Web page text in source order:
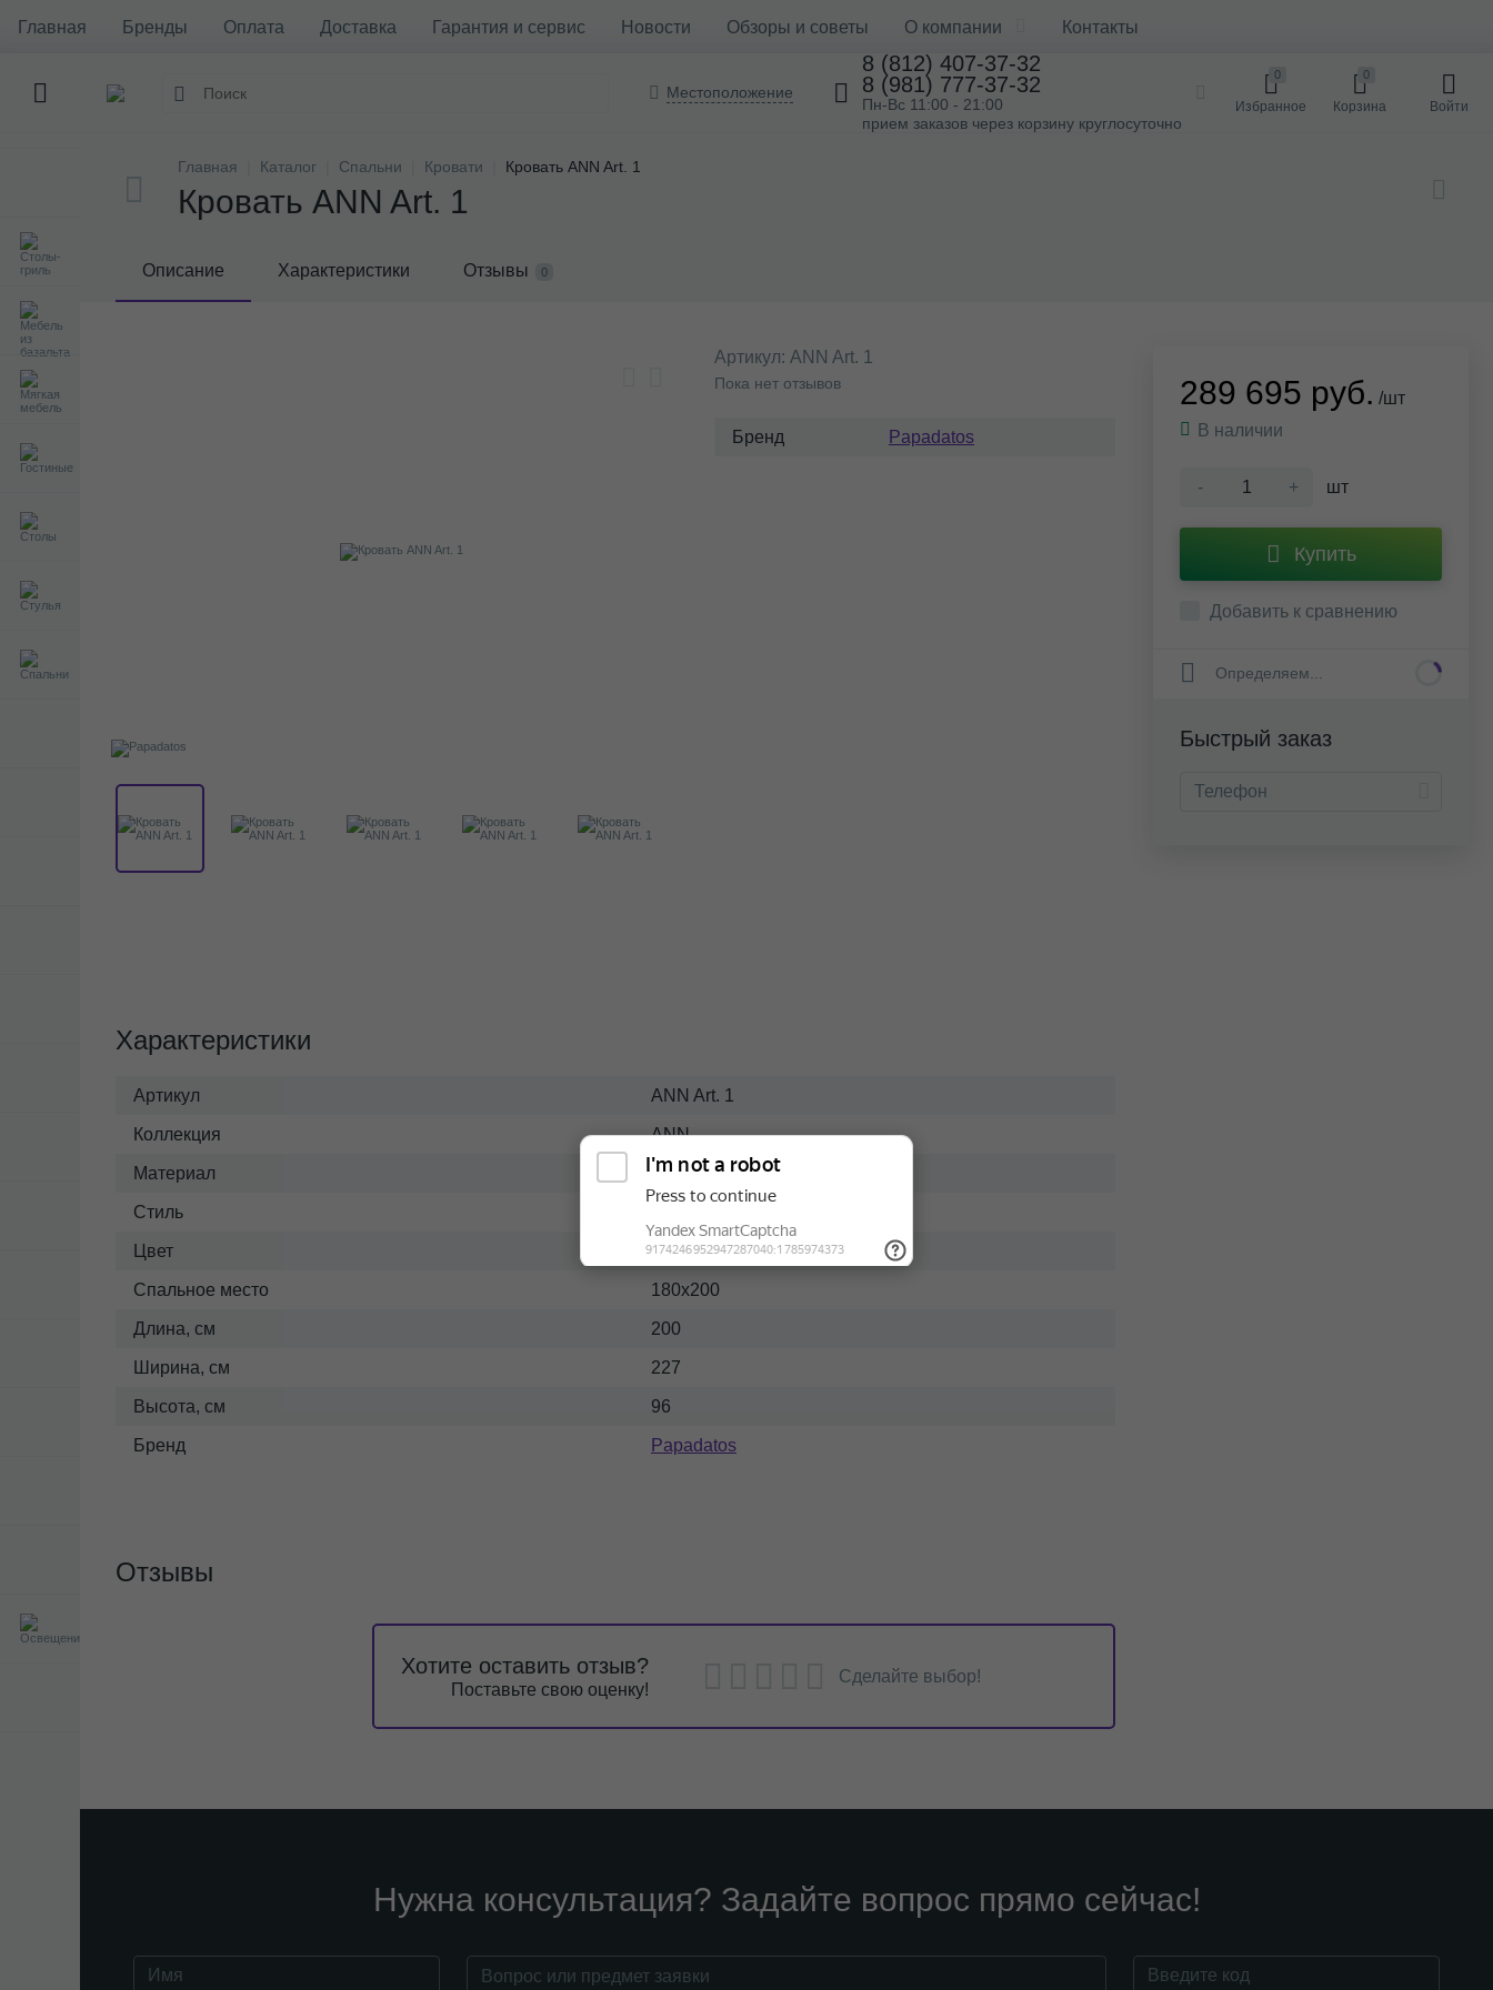
Главная Бренды Оплата Доставка Гарантия и сервис Новости Обзоры и советы О компании Контакты
Местоположение
8 (812) 407-37-32
8 (981) 777-37-32
Пн-Вс 11:00 - 21:00
прием заказов через корзину круглосуточно
0
Избранное
0
Корзина Войти
Главная Каталог Спальни Кровати Кровать ANN Art. 1
Кровать ANN Art. 1
Описание Характеристики Отзывы 0
Артикул: ANN Art. 1
Пока нет отзывов
Бренд Papadatos
Характеристики
Артикул ANN Art. 1
Коллекция ANN
Материал Массив-ткань
Стиль
Цвет Темный
Спальное место 180x200
Длина, см 200
Ширина, см 227
Высота, см 96
Бренд Papadatos
289 695 руб. /шт
В наличии
- + шт
Купить
Добавить к сравнению
Определяем...
Быстрый заказ
Отзывы
Хотите оставить отзыв?
Поставьте свою оценку!
Сделайте выбор!
Нужна консультация? Задайте вопрос прямо сейчас!